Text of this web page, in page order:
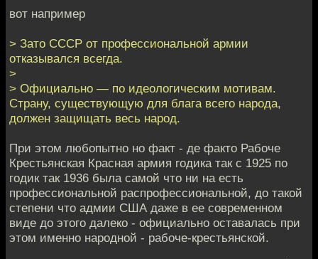
вот например
> Зато СССР от профессиональной армии
отказывался всегда.
>
> Официально — по идеологическим мотивам.
Страну, существующую для блага всего народа,
должен защищать весь народ.
При этом любопытно но факт - де факто Рабоче
Крестьянская Красная армия годика так с 1925 по
годик так 1936 была самой что ни на есть
профессиональной распрофессиональной, до такой
степени что адмии США даже в ее современном
виде до этого далеко - официально оставалась при
этом именно народной - рабоче-крестьянской.